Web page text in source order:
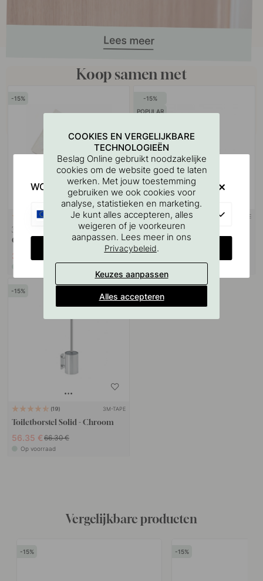
Koop samen met
15
3M
Oppervlaktereinigingsdoekje
3.06 €
Op voorraad
15
POPULAR
49 3M-TAPE
Base 200 Toiletrolhouder -
Chroom
19.55 €
15
19 3M-TAPE
Toiletborstel Solid - Chroom
56.35 € 66.30 €
Op voorraad
Vergelijkbare producten
15 15
COOKIES EN VERGELIJKBARE
TECHNOLOGIEËN
Beslag Online gebruikt noodzakelijke
cookies om de website goed te laten
werken. Met jouw toestemming
gebruiken we ook cookies voor
analyse, statistieken en marketing.
Je kunt alles accepteren, alles
weigeren of je voorkeuren
aanpassen. Lees meer in ons
Privacybeleid.
Keuzes aanpassen
Alles accepteren
WOULD YOU RATHER VISIT?
CHANGE COUNTRY